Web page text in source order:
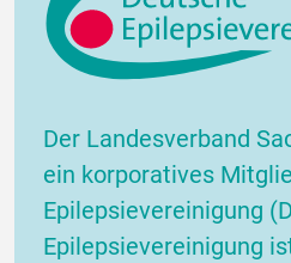
Der Landesverband
ein korporatives
Epilepsievereinigung
Epilepsievereinigung